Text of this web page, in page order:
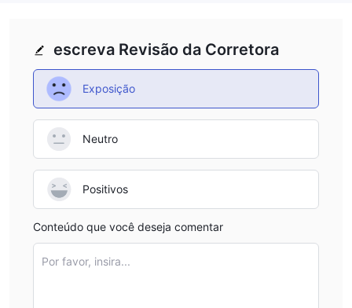
escreva Revisão da Corretora
Exposição
Neutro
Positivos
Conteúdo que você deseja comentar
Por favor, insira...